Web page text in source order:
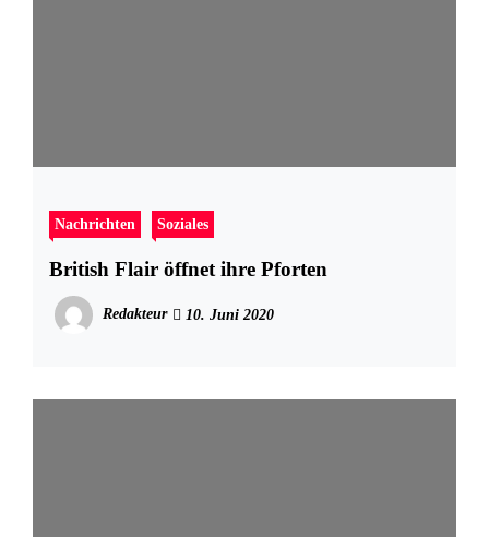
Nachrichten Soziales
British Flair öffnet ihre Pforten
Redakteur 10. Juni 2020